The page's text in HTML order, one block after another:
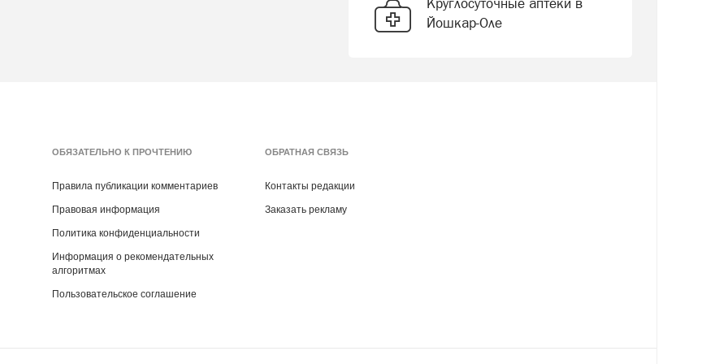
Круглосуточные аптеки в
Йошкар-Оле
ОБЯЗАТЕЛЬНО К ПРОЧТЕНИЮ
Правила публикации комментариев
Правовая информация
Политика конфиденциальности
Информация о рекомендательных
алгоритмах
Пользовательское соглашение
ОБРАТНАЯ СВЯЗЬ
Контакты редакции
Заказать рекламу